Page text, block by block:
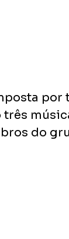
por
do